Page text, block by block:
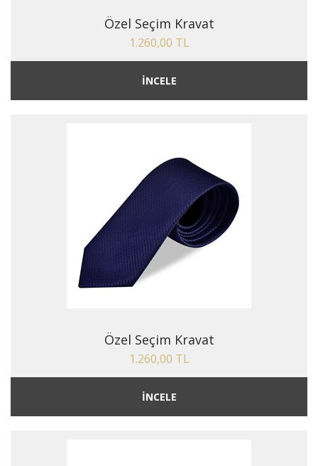
Özel Seçim Kravat
1.260,00 TL
İNCELE
Özel Seçim Kravat
1.260,00 TL
İNCELE